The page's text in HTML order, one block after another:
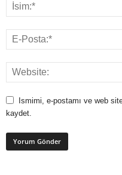
Ismimi, e-postamı ve web
kaydet.